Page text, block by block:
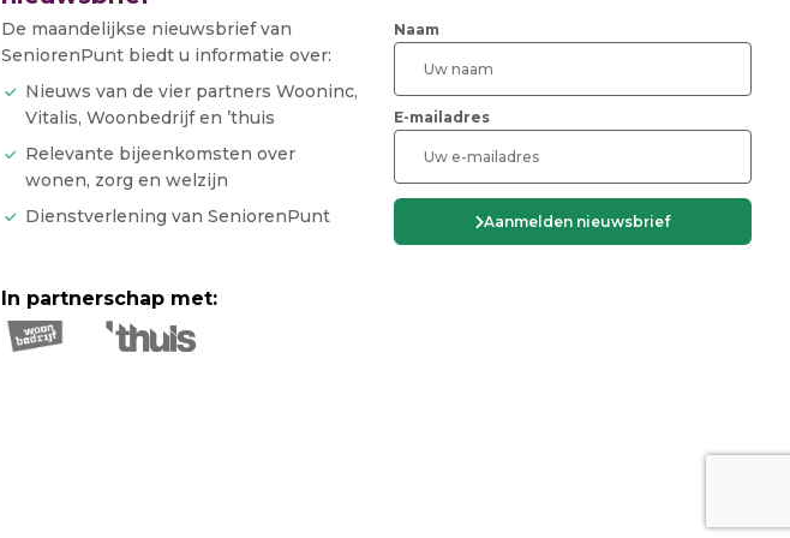
In partnerschap met:
De maandelijkse nieuwsbrief van
SeniorenPunt biedt u informatie over:
Nieuws van de vier partners Wooninc,
Vitalis, Woonbedrijf en ’thuis
Relevante bijeenkomsten over
wonen, zorg en welzijn
Dienstverlening van SeniorenPunt
Naam
E-mailadres
CAPTCHA
Aanmelden nieuwsbrief